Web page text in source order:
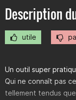
Description
utile
Un outil super
Qui ne connaît pas
tellement tendus